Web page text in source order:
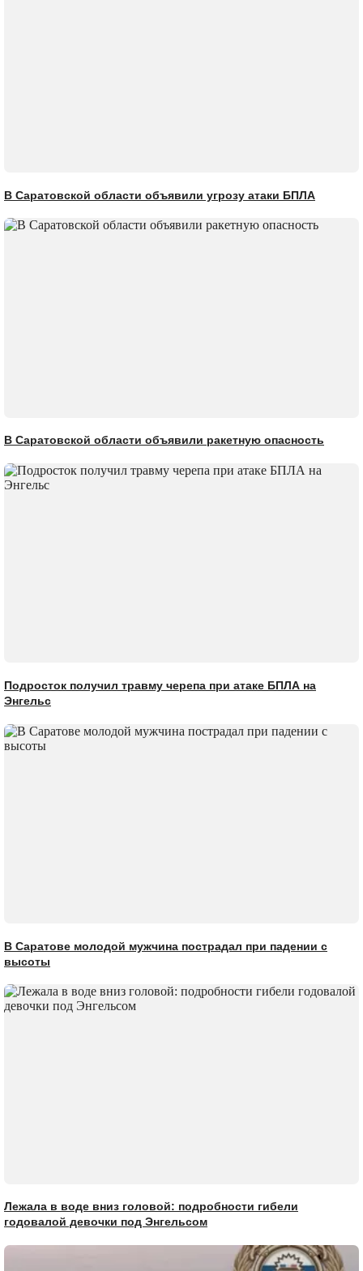
В Саратовской области объявили угрозу атаки БПЛА
В Саратовской области объявили ракетную опасность
Подросток получил травму черепа при атаке БПЛА на
Энгельс
В Саратове молодой мужчина пострадал при падении с
высоты
Лежала в воде вниз головой: подробности гибели
годовалой девочки под Энгельсом